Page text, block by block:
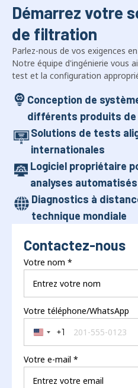
Démarrez votre
de filtration
Parlez-nous de vos exigences
Notre équipe d'ingénierie vous
test et la configuration
Conception de
différents produits
Solutions de tests
internationales
Logiciel propriétaire
analyses automatisés
Diagnostics à
technique mondiale
Contactez-nous
Votre nom *
Votre téléphone/WhatsApp
United States +1
+1
Votre e-mail *